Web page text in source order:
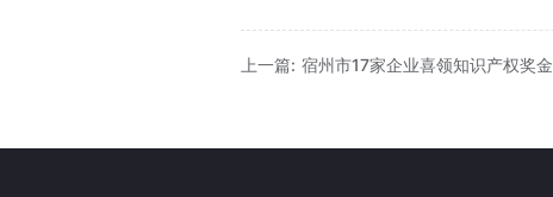
上一篇: 宿州市17家企业喜领知识产权奖金